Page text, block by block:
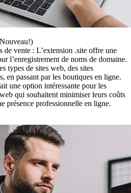
de vente : L’extension .site offre une
l’enregistrement de noms de domaine.
types de sites web, des sites
en passant par les boutiques en ligne.
une option intéressante pour les
qui souhaitent minimiser leurs coûts
présence professionnelle en ligne.